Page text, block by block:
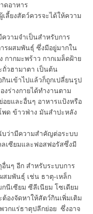
ดอาหาร
งสัตว์ควรจะได้ให้ความ
วามจำเป็นสำหรับการ
รผสมพันธุ์ ซึ่งมีอยู่มากใน
กากมะพร้าว กากเมล็ดฝ้าย
ถั่วฮามาตา เป็นต้น
กินเข้าไปแล้วก็ถูกเปลี่ยนรูป
งร่างกายได้ทำงานตาม
อยและอื่นๆ อาหารแป้งหรือ
ด ข้าวฟ่าง มันสำปะหลัง
บว่ามีความสำคัญต่อระบบ
ลเซียมและฟอสฟอรัสซึ่งมี
ๆ อีก สำหรับระบบการ
สมพันธุ์ เช่น ธาตุ-เหล็ก
นีเซียม ซีลีเนียม โซเดียม
องจัดหาให้สัตว์กินเพิ่มเติม
วกแร่ธาตุปลีกย่อย ซึ่งอาจ